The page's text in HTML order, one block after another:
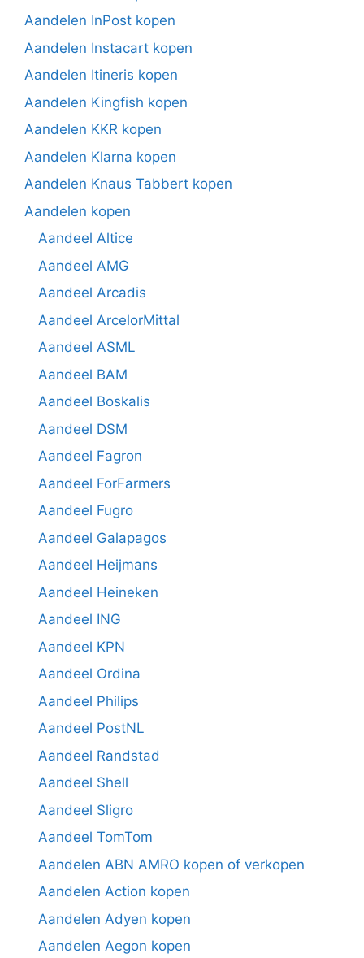
Aandelen InPost kopen
Aandelen Instacart kopen
Aandelen Itineris kopen
Aandelen Kingfish kopen
Aandelen KKR kopen
Aandelen Klarna kopen
Aandelen Knaus Tabbert kopen
Aandelen kopen
Aandeel Altice
Aandeel AMG
Aandeel Arcadis
Aandeel ArcelorMittal
Aandeel ASML
Aandeel BAM
Aandeel Boskalis
Aandeel DSM
Aandeel Fagron
Aandeel ForFarmers
Aandeel Fugro
Aandeel Galapagos
Aandeel Heijmans
Aandeel Heineken
Aandeel ING
Aandeel KPN
Aandeel Ordina
Aandeel Philips
Aandeel PostNL
Aandeel Randstad
Aandeel Shell
Aandeel Sligro
Aandeel TomTom
Aandelen ABN AMRO kopen of verkopen
Aandelen Action kopen
Aandelen Adyen kopen
Aandelen Aegon kopen